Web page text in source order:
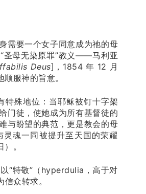
需要一个女子同意成为祂的母
圣母无染原罪”教义——马利亚
Deus]，1854 年 12 月
服神的旨意。
殊地位：当耶稣被钉十字架
门徒，使她成为所有基督徒的
与盼望的典范，更是教会的母
魂一同被提升至天国的荣耀
。
“特敬”（hyperdulia，高于对
众转求。